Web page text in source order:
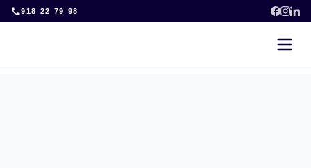
Skip
to
918 22 79 98